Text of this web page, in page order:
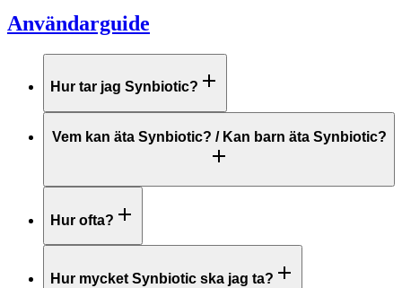
Användarguide
Hur tar jag Synbiotic?
Vem kan äta Synbiotic? / Kan barn äta Synbiotic?
Hur ofta?
Hur mycket Synbiotic ska jag ta?